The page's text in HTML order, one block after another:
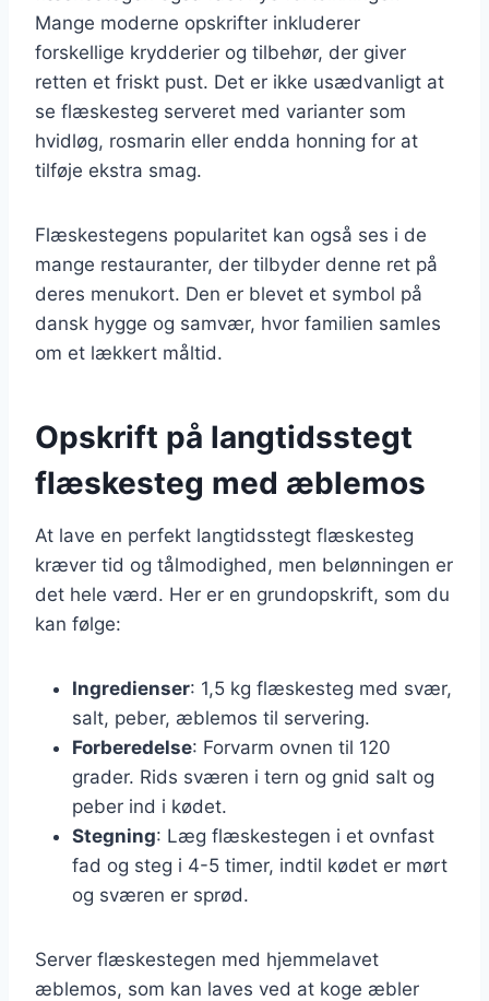
Mange moderne opskrifter inkluderer
forskellige krydderier og tilbehør, der giver
retten et friskt pust. Det er ikke usædvanligt at
se flæskesteg serveret med varianter som
hvidløg, rosmarin eller endda honning for at
tilføje ekstra smag.
Flæskestegens popularitet kan også ses i de
mange restauranter, der tilbyder denne ret på
deres menukort. Den er blevet et symbol på
dansk hygge og samvær, hvor familien samles
om et lækkert måltid.
Opskrift på langtidsstegt
flæskesteg med æblemos
At lave en perfekt langtidsstegt flæskesteg
kræver tid og tålmodighed, men belønningen er
det hele værd. Her er en grundopskrift, som du
kan følge:
Ingredienser: 1,5 kg flæskesteg med svær,
salt, peber, æblemos til servering.
Forberedelse: Forvarm ovnen til 120
grader. Rids sværen i tern og gnid salt og
peber ind i kødet.
Stegning: Læg flæskestegen i et ovnfast
fad og steg i 4-5 timer, indtil kødet er mørt
og sværen er sprød.
Server flæskestegen med hjemmelavet
æblemos, som kan laves ved at koge æbler